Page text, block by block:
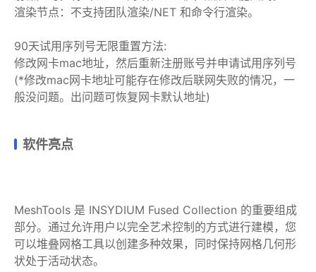
渲染节点：不支持团队渲染/NET 和命令行渲染。
90天试用序列号无限重置方法:
修改网卡mac地址，然后重新注册账号并申请试用序列号
(*修改mac网卡地址可能存在修改后联网失败的情况，一
般没问题。出问题可恢复网卡默认地址)
软件亮点
MeshTools 是 INSYDIUM Fused Collection 的重要组成
部分。通过允许用户以完全艺术控制的方式进行建模，您
可以堆叠网格工具以创建多种效果，同时保持网格几何形
状处于活动状态。